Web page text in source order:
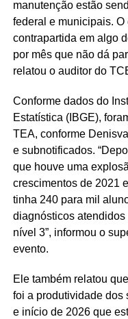
manutenção estão
federal e municipais. O
contrapartida em algo
por mês que não dá
relatou o auditor do
Conforme dados do
Estatística (IBGE),
TEA, conforme
e subnotificados.
que houve uma
crescimentos de 2021
tinha 240 para mil
diagnósticos
nível 3”, informou o
evento.
Ele também relatou
foi a produtividade dos
e início de 2026 que